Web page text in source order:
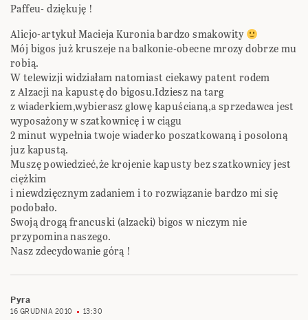
Paffeu- dziękuję !
Alicjo-artykuł Macieja Kuronia bardzo smakowity
Mój bigos już kruszeje na balkonie-obecne mrozy dobrze mu
robią.
W telewizji widziałam natomiast ciekawy patent rodem
z Alzacji na kapustę do bigosu.Idziesz na targ
z wiaderkiem,wybierasz glowę kapuścianą,a sprzedawca jest
wyposażony w szatkownicę i w ciągu
2 minut wypełnia twoje wiaderko poszatkowaną i posoloną
juz kapustą.
Muszę powiedzieć,że krojenie kapusty bez szatkownicy jest
ciężkim
i niewdzięcznym zadaniem i to rozwiązanie bardzo mi się
podobało.
Swoją drogą francuski (alzacki) bigos w niczym nie
przypomina naszego.
Nasz zdecydowanie górą !
Pyra
16 GRUDNIA 2010 13:30